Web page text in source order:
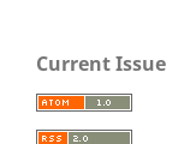
Current Issue